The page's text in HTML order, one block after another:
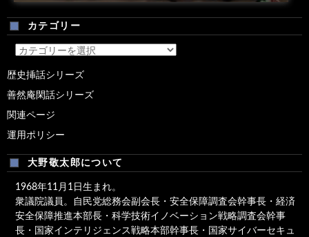
カテゴリー
カ
テ
リ
ー
歴史挿話シリーズ
善然庵閑話シリーズ
関連ページ
運用ポリシー
大野敬太郎について
1968年11月1日生まれ。
衆議院議員。自民党総務会副会長・安全保障調査会幹事長・経済
安全保障推進本部長・科学技術イノベーション戦略調査会幹事
長・国家インテリジェンス戦略本部幹事長・国家サイバーセキュ